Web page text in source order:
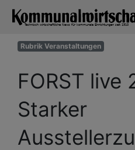
Rubrik Veranstaltungen
FORST live
Starker